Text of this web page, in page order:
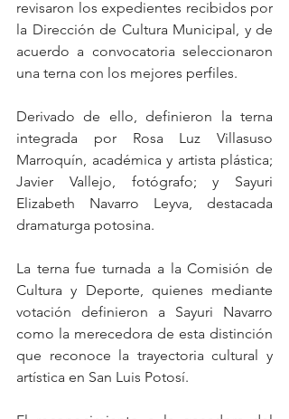
revisaron los expedientes recibidos por
la Dirección de Cultura Municipal, y de
acuerdo a convocatoria seleccionaron
una terna con los mejores perfiles.
Derivado de ello, definieron la terna
integrada por Rosa Luz Villasuso
Marroquín, académica y artista plástica;
Javier Vallejo, fotógrafo; y Sayuri
Elizabeth Navarro Leyva, destacada
dramaturga potosina.
La terna fue turnada a la Comisión de
Cultura y Deporte, quienes mediante
votación definieron a Sayuri Navarro
como la merecedora de esta distinción
que reconoce la trayectoria cultural y
artística en San Luis Potosí.